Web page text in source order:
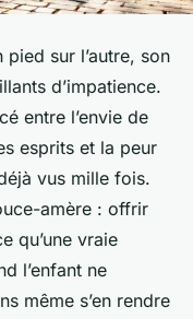
sur l’autre, son
d’impatience.
entre l’envie de
esprits et la peur
vus mille fois.
amère : offrir
qu’une vraie
l’enfant ne
même s’en rendre